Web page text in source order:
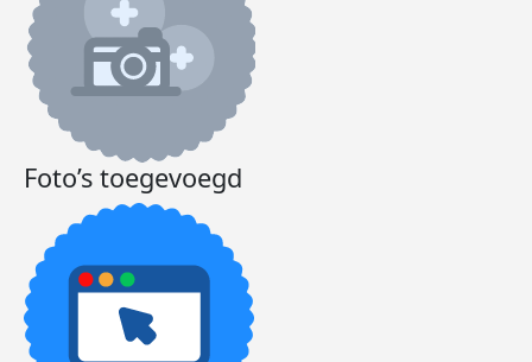
Foto’s toegevoegd